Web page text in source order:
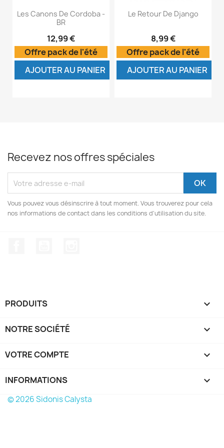
Les Canons De Cordoba -
BR
12,99 €
Offre pack de l'été
AJOUTER AU PANIER
Le Retour De Django
8,99 €
Offre pack de l'été
AJOUTER AU PANIER
Recevez nos offres spéciales
Vous pouvez vous désinscrire à tout moment. Vous trouverez pour cela
nos informations de contact dans les conditions d'utilisation du site.
PRODUITS 
NOTRE SOCIÉTÉ 
VOTRE COMPTE 
INFORMATIONS keyboard_arrow_down
© 2026 Sidonis Calysta